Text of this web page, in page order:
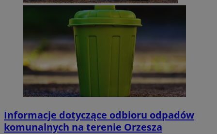
Informacje dotyczące odbioru odpadów
komunalnych na terenie Orzesza